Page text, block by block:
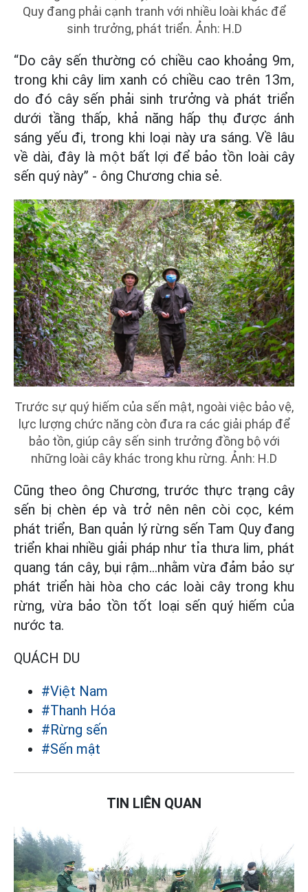
Quy đang phải cạnh tranh với nhiều loài khác để
sinh trưởng, phát triển. Ảnh: H.D
“Do cây sến thường có chiều cao khoảng 9m,
trong khi cây lim xanh có chiều cao trên 13m,
do đó cây sến phải sinh trưởng và phát triển
dưới tầng thấp, khả năng hấp thụ được ánh
sáng yếu đi, trong khi loại này ưa sáng. Về lâu
về dài, đây là một bất lợi để bảo tồn loài cây
sến quý này” - ông Chương chia sẻ.
Trước sự quý hiếm của sến mật, ngoài việc bảo vệ,
lực lượng chức năng còn đưa ra các giải pháp để
bảo tồn, giúp cây sến sinh trưởng đồng bộ với
những loài cây khác trong khu rừng. Ảnh: H.D
Cũng theo ông Chương, trước thực trạng cây
sến bị chèn ép và trở nên nên còi cọc, kém
phát triển, Ban quản lý rừng sến Tam Quy đang
triển khai nhiều giải pháp như tỉa thưa lim, phát
quang tán cây, bụi rậm…nhằm vừa đảm bảo sự
phát triển hài hòa cho các loài cây trong khu
rừng, vừa bảo tồn tốt loại sến quý hiếm của
nước ta.
QUÁCH DU
#Việt Nam
#Thanh Hóa
#Rừng sến
#Sến mật
TIN LIÊN QUAN